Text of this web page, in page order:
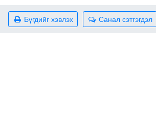
Санал сэтгэгдэл
Бүгдийг хэвлэх